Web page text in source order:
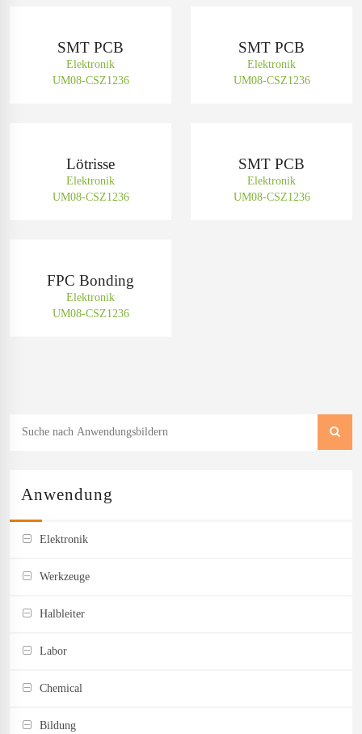
SMT PCB
Elektronik
UM08-CSZ1236
SMT PCB
Elektronik
UM08-CSZ1236
Lötrisse
Elektronik
UM08-CSZ1236
SMT PCB
Elektronik
UM08-CSZ1236
FPC Bonding
Elektronik
UM08-CSZ1236
Anwendung
Elektronik
Werkzeuge
Halbleiter
Labor
Chemical
Bildung